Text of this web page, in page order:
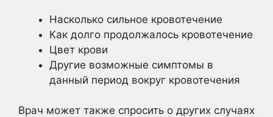
Насколько сильное кровотечение
Как долго продолжалось кровотечение
Цвет крови
Другие возможные симптомы в
данный период вокруг кровотечения
Врач может также спросить о других случаях